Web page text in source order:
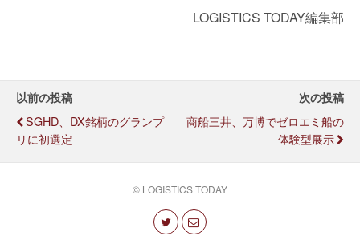
LOGISTICS TODAY編集部
以前の投稿
SGHD、DX銘柄のグランプ
リに初選定
次の投稿
商船三井、万博でゼロエミ船の
体験型展示
© LOGISTICS TODAY